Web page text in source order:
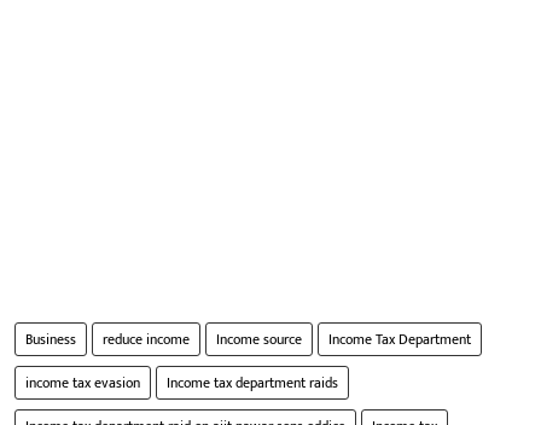
Business reduce income Income source
Income Tax Department
income tax evasion
Income tax department raids